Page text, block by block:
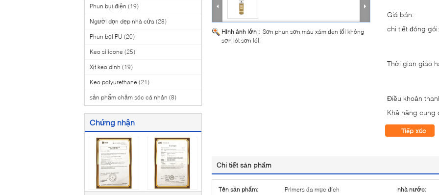
Phun bụi điện (19)
Người dọn dẹp nhà cửa (28)
Phun bọt PU (20)
Keo silicone (25)
Xịt keo dính (19)
Keo polyurethane (21)
sản phẩm chăm sóc cá nhân (8)
Chứng nhận
Hình ảnh lớn : Sơn phun sơn màu xám đen tối không
sơn lót sơn lót
Giá bán:
chi tiết đóng gói:
Thời gian giao
Điều khoản
Khả năng cung
Tiếp xúc
Chi tiết sản phẩm
Tên sản phẩm: Primers đa mục đích nhà nước: